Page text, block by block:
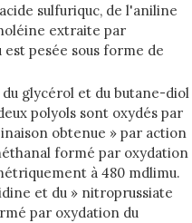
sulfuriquc, de l'aniline
extraite par
pesée sous forme de
glycérol et du butane-diol
polyols sont oxydés par
obtenue » par action
formé par oxydation
à 480 mdlimu.
et du » nitroprussiate
par oxydation du